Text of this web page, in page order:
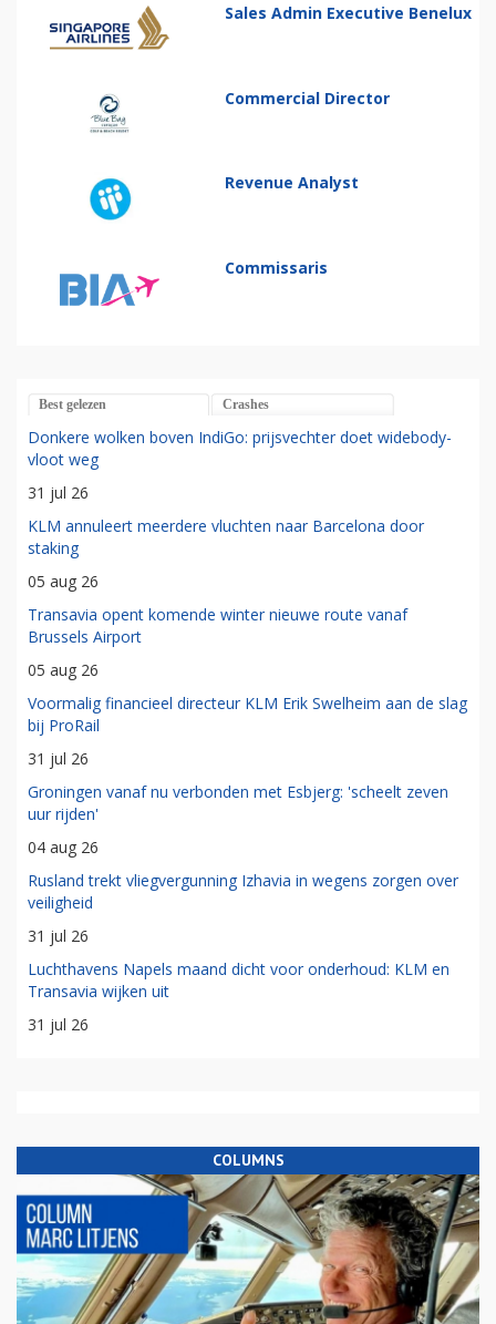
Sales Admin Executive Benelux
Commercial Director
Revenue Analyst
Commissaris
Best gelezen Crashes
Donkere wolken boven IndiGo: prijsvechter doet widebody-
vloot weg
31 jul 26
KLM annuleert meerdere vluchten naar Barcelona door
staking
05 aug 26
Transavia opent komende winter nieuwe route vanaf
Brussels Airport
05 aug 26
Voormalig financieel directeur KLM Erik Swelheim aan de slag
bij ProRail
31 jul 26
Groningen vanaf nu verbonden met Esbjerg: 'scheelt zeven
uur rijden'
04 aug 26
Rusland trekt vliegvergunning Izhavia in wegens zorgen over
veiligheid
31 jul 26
Luchthavens Napels maand dicht voor onderhoud: KLM en
Transavia wijken uit
31 jul 26
COLUMNS